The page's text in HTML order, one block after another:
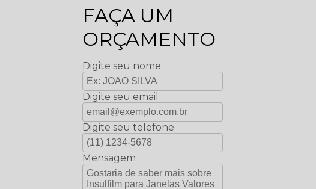
FAÇA UM
ORÇAMENTO
Digite seu nome
Digite seu email
Digite seu telefone
Mensagem